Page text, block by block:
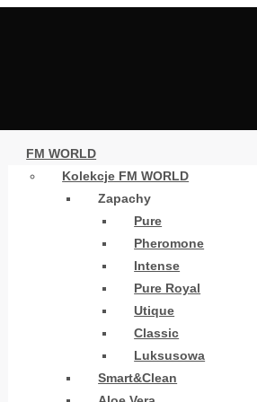
FM WORLD
Kolekcje FM WORLD
Zapachy
Pure
Pheromone
Intense
Pure Royal
Utique
Classic
Luksusowa
Smart&Clean